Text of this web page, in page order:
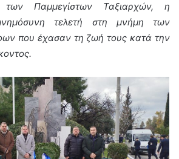
Παμμεγίστων Ταξιαρχών, η
τελετή στη μνήμη των
που έχασαν τη ζωή τους κατά την